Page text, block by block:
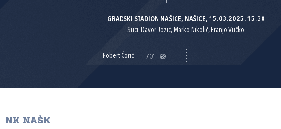
GRADSKI STADION NAŠICE, NAŠICE, 15.03.2025. 15:30
Suci: Davor Jozić, Marko Nikolić, Franjo Vučko.
Robert Ćorić 70'
NK NAŠK